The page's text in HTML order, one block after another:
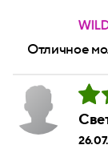
Отличное